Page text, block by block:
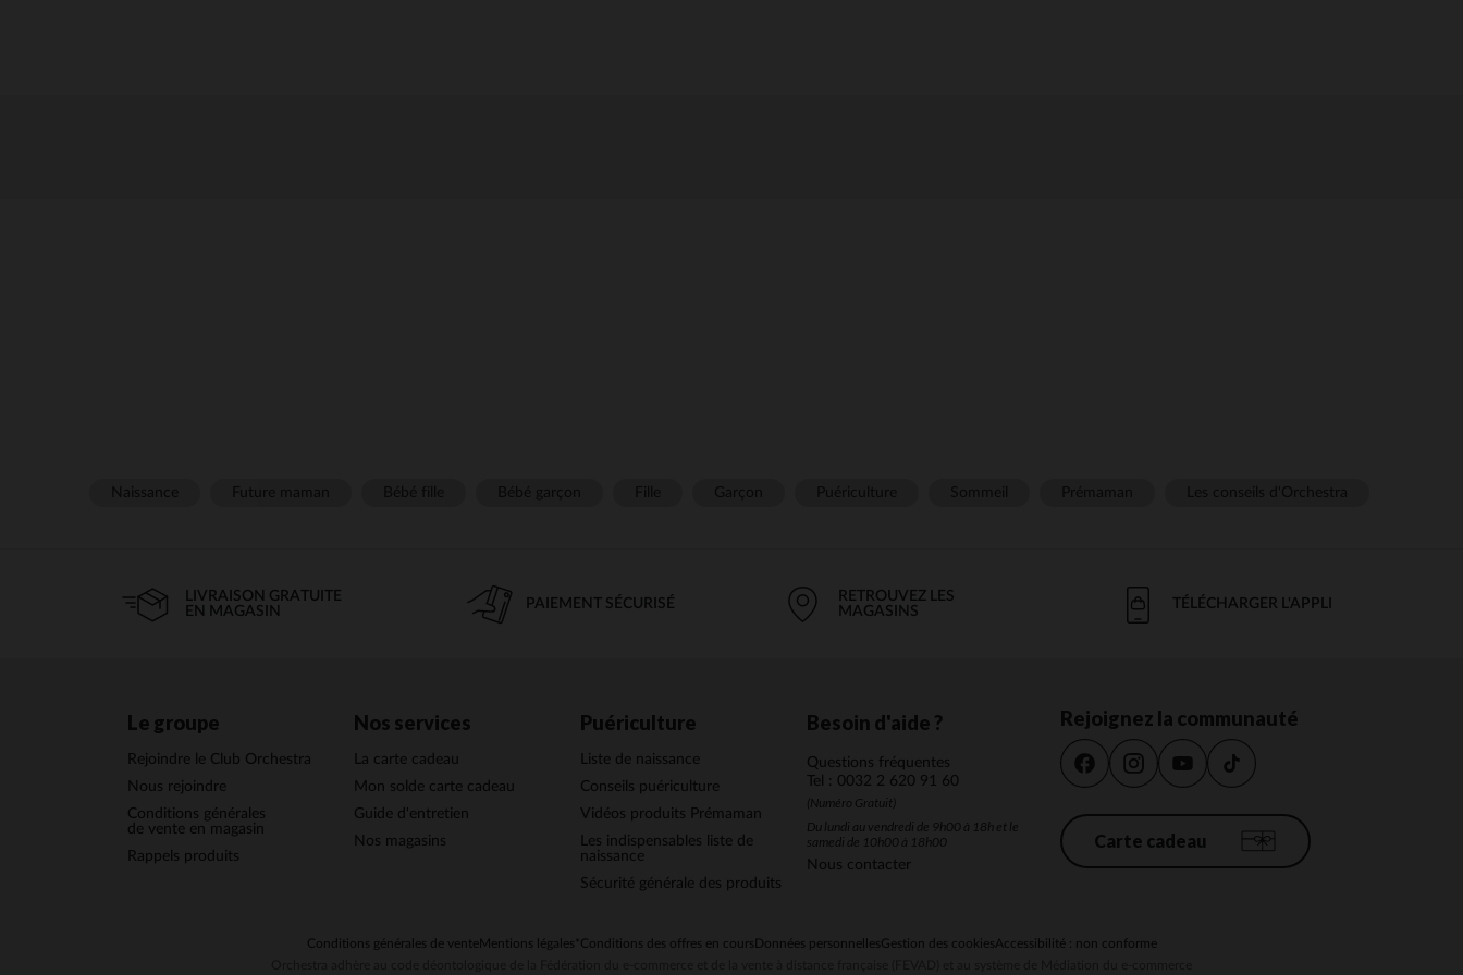
LIVRAISON GRATUITE
EN MAGASIN
PAIEMENT SÉCURISÉ
RETROUVEZ LES
MAGASINS
TÉLÉCHARGER L'APPLI
Le groupe
Rejoindre le Club Orchestra
Nous rejoindre
Conditions générales
de vente en magasin
Rappels produits
Nos services
La carte cadeau
Mon solde carte cadeau
Guide d'entretien
Nos magasins
Puériculture
Liste de naissance
Conseils puériculture
Vidéos produits Prémaman
Les indispensables liste de
naissance
Sécurité générale des produits
Besoin d'aide ?
Questions fréquentes
Tel : 0032 2 620 91 60
(Numéro Gratuit)
Du lundi au vendredi de 9h00 à 18h et le
samedi de 10h00 à 18h00
Nous contacter
Rejoignez la communauté
Carte cadeau
Conditions générales de venteMentions légales *Conditions des offres en cours Données personnellesGestion des cookiesAccessibilité : non conforme